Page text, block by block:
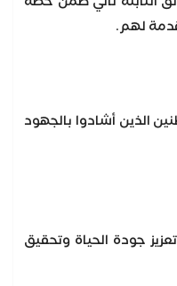
لهم.
الذين أشادوا بالجهود
جودة الحياة وتحقيق